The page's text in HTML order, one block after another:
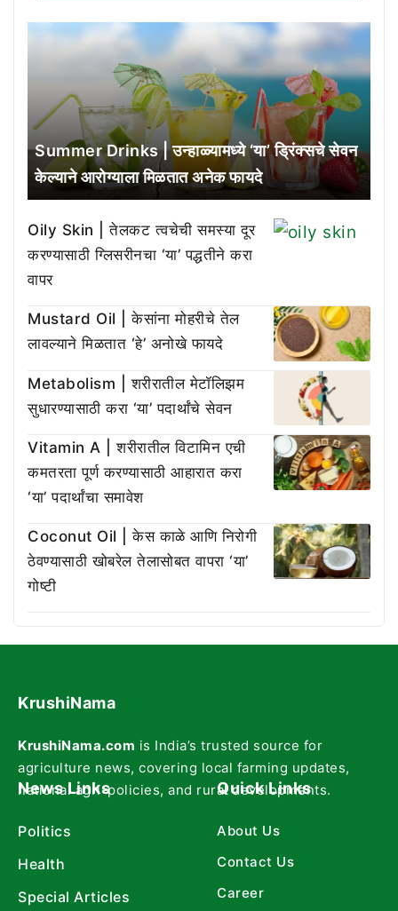
Summer Drinks | उन्हाळ्यामध्ये ‘या’ ड्रिंक्सचे सेवन
केल्याने आरोग्याला मिळतात अनेक फायदे
Oily Skin | तेलकट त्वचेची समस्या दूर
करण्यासाठी ग्लिसरीनचा ‘या’ पद्धतीने करा
वापर
Mustard Oil | केसांना मोहरीचे तेल
लावल्याने मिळतात ‘हे’ अनोखे फायदे
Metabolism | शरीरातील मेटॉलिझम
सुधारण्यासाठी करा ‘या’ पदार्थांचे सेवन
Vitamin A | शरीरातील विटामिन एची
कमतरता पूर्ण करण्यासाठी आहारात करा
‘या’ पदार्थांचा समावेश
Coconut Oil | केस काळे आणि निरोगी
ठेवण्यासाठी खोबरेल तेलासोबत वापरा ‘या’
गोष्टी
KrushiNama
KrushiNama.com is India’s trusted source for
agriculture news, covering local farming updates,
national agri-policies, and rural developments.
News Links
Politics
Health
Special Articles
Quick Links
About Us
Contact Us
Career